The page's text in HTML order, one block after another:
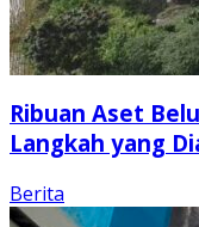
Ribuan Aset
Langkah yang
Berita